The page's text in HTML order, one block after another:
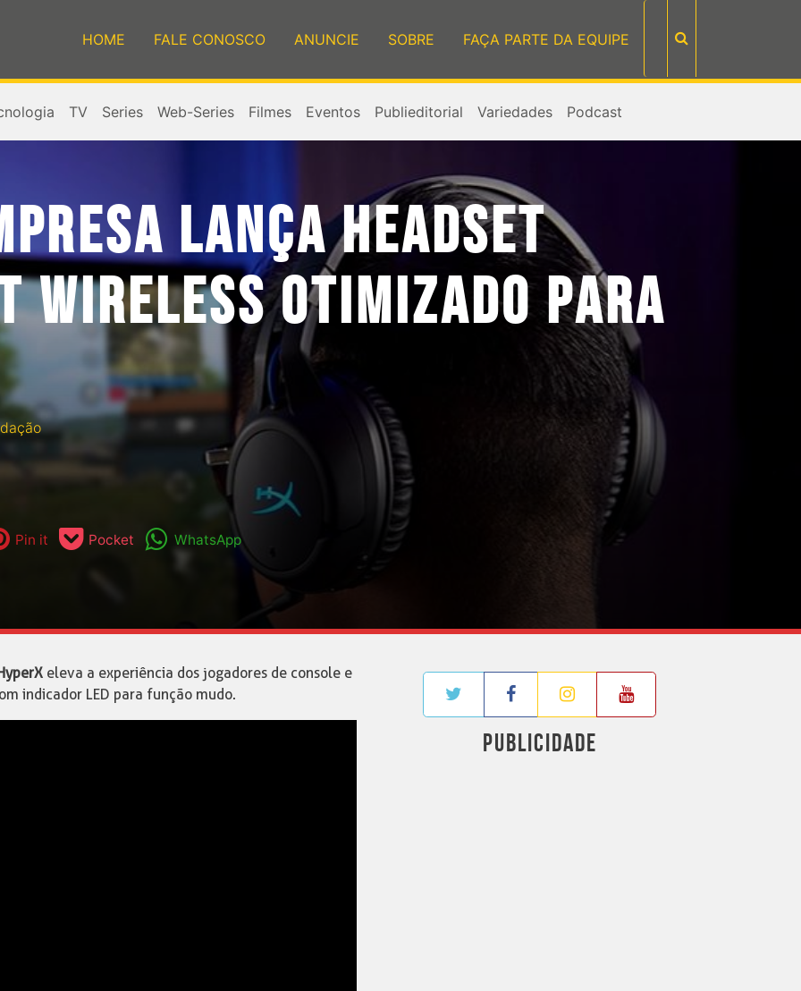
HOME FALE CONOSCO ANUNCIE SOBRE FAÇA PARTE DA EQUIPE
TV Series Web-Series Filmes Eventos Publieditorial Variedades Podcast
LANÇA HEADSET
WIRELESS OTIMIZADO PARA
Pin it Pocket WhatsApp
eleva a experiência dos jogadores de console e
indicador LED para função mudo.
PUBLICIDADE